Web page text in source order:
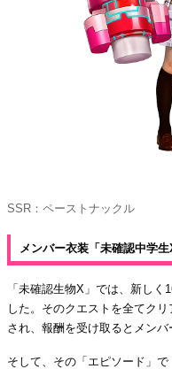
SSR：ペーストナックル
メンバー衣装「未確認中学生
「未確認生物X」では、新し
した。そのクエストを全てク
され、報酬を受け取るとメンバ
そして、その「エピソード」